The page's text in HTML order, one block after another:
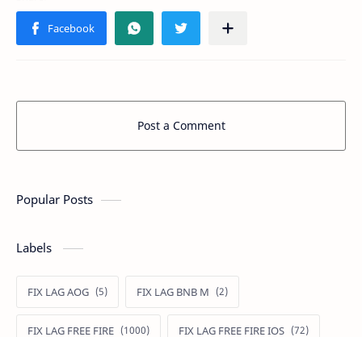
Post a Comment
Popular Posts
Labels
FIX LAG AOG FIX LAG BNB M
FIX LAG FREE FIRE FIX LAG FREE FIRE IOS